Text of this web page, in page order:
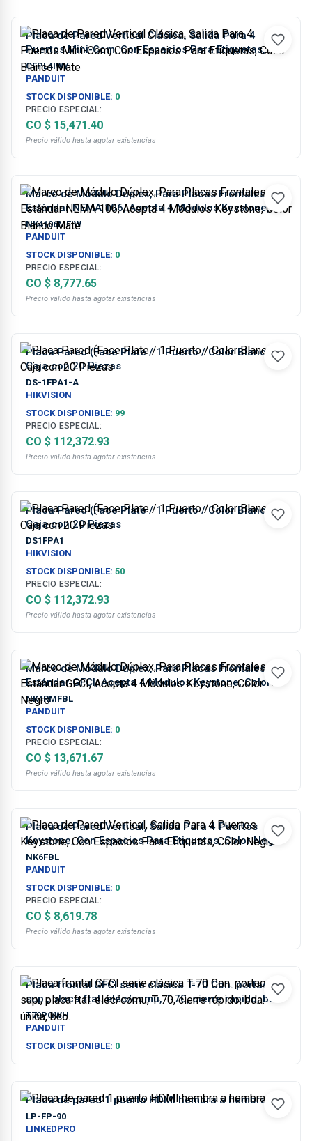
Placa de Pared Vertical Clásica, Salida Para 4
Puertos Mini-Com, Con Espacios Para Etiquetas,
Color Blanco Mate
CFPL4IWY
PANDUIT
STOCK DISPONIBLE: 0
PRECIO ESPECIAL:
CO $ 15,471.40
Precio válido hasta agotar existencias
Marco de Módulo Dúplex, Para Placas Frontales
Estándar NEMA 106, Acepta 4 Módulos Keystone,
Color Blanco Mate
NK4106MFIW
PANDUIT
STOCK DISPONIBLE: 0
PRECIO ESPECIAL:
CO $ 8,777.65
Precio válido hasta agotar existencias
Placa Pared (Face Plate / 1 Puerto / Color Blanco /
Caja con 20 Piezas
DS-1FPA1-A
HIKVISION
STOCK DISPONIBLE: 99
PRECIO ESPECIAL:
CO $ 112,372.93
Precio válido hasta agotar existencias
Placa Pared (Face Plate / 1 Puerto / Color Blanco /
Caja con 20 Piezas
DS1FPA1
HIKVISION
STOCK DISPONIBLE: 50
PRECIO ESPECIAL:
CO $ 112,372.93
Precio válido hasta agotar existencias
Marco de Módulo Dúplex, Para Placas Frontales
Estándar GFCI, Acepta 4 Módulos Keystone, Color
Negro
NK4RMFBL
PANDUIT
STOCK DISPONIBLE: 0
PRECIO ESPECIAL:
CO $ 13,671.67
Precio válido hasta agotar existencias
Placa de Pared Vertical, Salida Para 4 Puertos
Keystone, Con Espacios Para Etiquetas, Color Negro
NK6FBL
PANDUIT
STOCK DISPONIBLE: 0
PRECIO ESPECIAL:
CO $ 8,619.78
Precio válido hasta agotar existencias
Placa frontal GFCI serie clásica T-70 Con. portac.
sup., placa ftal. eléc/comu, T-70, cierre rápido, bda.
única, bco.
T70PGWH
PANDUIT
STOCK DISPONIBLE: 0
Placa de pared 1 puerto HDMI hembra a hembra
LP-FP-90
LINKEDPRO